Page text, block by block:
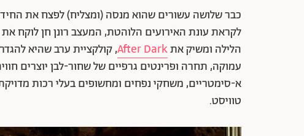
כבר שלושה עשורים שהוא מנסה (ומצליח) לפצח את
לקראת עונת האירועים הלוהטת, המעצב רונן חן לוקח
הלילה ומשיק אתAfter Dark, קולקציית ערב שהיא
עמוקה, תחרה ופרינטים גרפיים של שחור-לבן יוצרים
א-סימטריים, משחקי נפחים ומחשופים בעלי רכות
טוויסט.